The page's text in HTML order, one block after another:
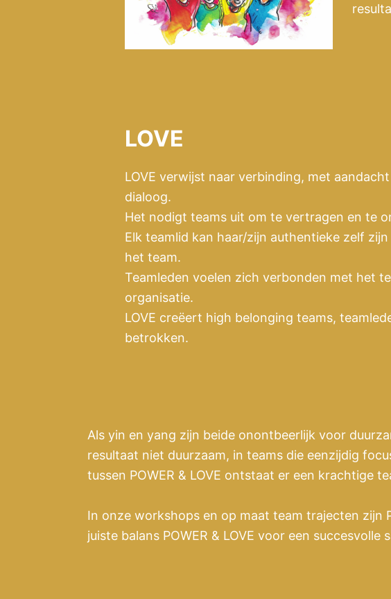
LOVE
LOVE verwijst naar verbinding, met
dialoog.
Het nodigt teams uit om te vertragen en te
Elk teamlid kan haar/zijn authentieke zelf
het team.
Teamleden voelen zich verbonden met het
organisatie.
LOVE creëert high belonging teams,
betrokken.
Als yin en yang zijn beide onontbeerlijk voor
resultaat niet duurzaam, in teams die eenzijdig
tussen POWER & LOVE ontstaat er een krachtige
In onze workshops en op maat team trajecten zijn
juiste balans POWER & LOVE voor een succesvolle